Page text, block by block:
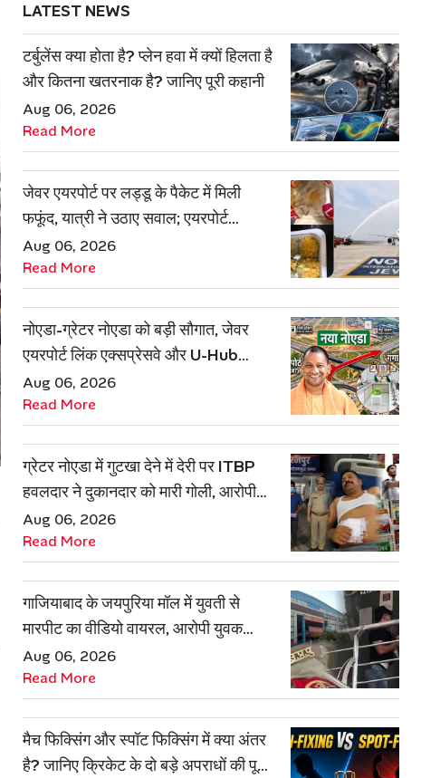
LATEST NEWS
टर्बुलेंस क्या होता है? प्लेन हवा में क्यों हिलता है
और कितना खतरनाक है? जानिए पूरी कहानी
Aug 06, 2026
Read More
जेवर एयरपोर्ट पर लड्डू के पैकेट में मिली
फफूंद, यात्री ने उठाए सवाल; एयरपोर्ट
प्रबंधन ने दिया जवाब
Aug 06, 2026
Read More
नोएडा-ग्रेटर नोएडा को बड़ी सौगात, जेवर
एयरपोर्ट लिंक एक्सप्रेसवे और U-Hub
प्रोजेक्ट को मिली मंजूरी
Aug 06, 2026
Read More
ग्रेटर नोएडा में गुटखा देने में देरी पर ITBP
हवलदार ने दुकानदार को मारी गोली, आरोपी
गिरफ्तार
Aug 06, 2026
Read More
गाजियाबाद के जयपुरिया मॉल में युवती से
मारपीट का वीडियो वायरल, आरोपी युवक
हिरासत में
Aug 06, 2026
Read More
मैच फिक्सिंग और स्पॉट फिक्सिंग में क्या अंतर
है? जानिए क्रिकेट के दो बड़े अपराधों की पूरी